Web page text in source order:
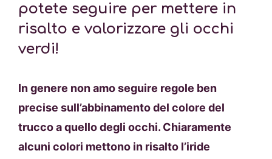
potete seguire per mettere in
risalto e valorizzare gli occhi
verdi!
In genere non amo seguire regole ben
precise sull’abbinamento del colore del
trucco a quello degli occhi. Chiaramente
alcuni colori mettono in risalto l’iride